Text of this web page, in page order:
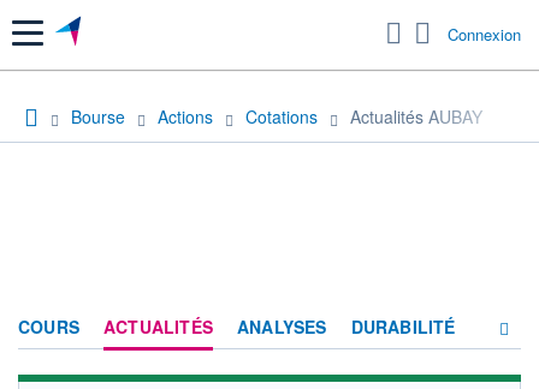
Menu Connexion
Bourse Actions Cotations Actualités AUBAY
COURS ACTUALITÉS ANALYSES DURABILITÉ